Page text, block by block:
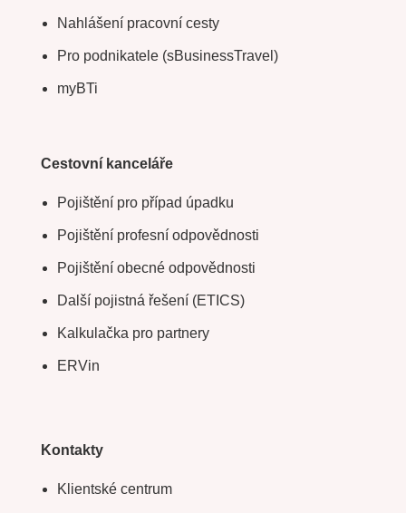
Nahlášení pracovní cesty
Pro podnikatele (sBusinessTravel)
myBTi
Cestovní kanceláře
Pojištění pro případ úpadku
Pojištění profesní odpovědnosti
Pojištění obecné odpovědnosti
Další pojistná řešení (ETICS)
Kalkulačka pro partnery
ERVin
Kontakty
Klientské centrum